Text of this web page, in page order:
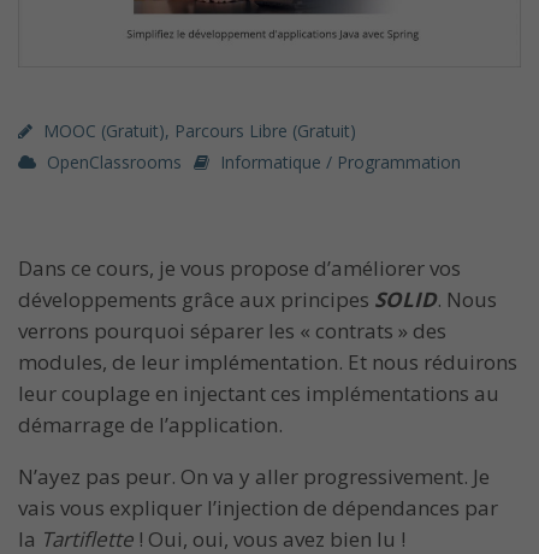
MOOC (gratuit), Parcours Libre (gratuit)
OpenClassrooms
Informatique / Programmation
Dans ce cours, je vous propose d’améliorer vos
développements grâce aux principes SOLID. Nous
verrons pourquoi séparer les « contrats » des
modules, de leur implémentation. Et nous réduirons
leur couplage en injectant ces implémentations au
démarrage de l’application.
N’ayez pas peur. On va y aller progressivement. Je
vais vous expliquer l’injection de dépendances par
la Tartiflette ! Oui, oui, vous avez bien lu !